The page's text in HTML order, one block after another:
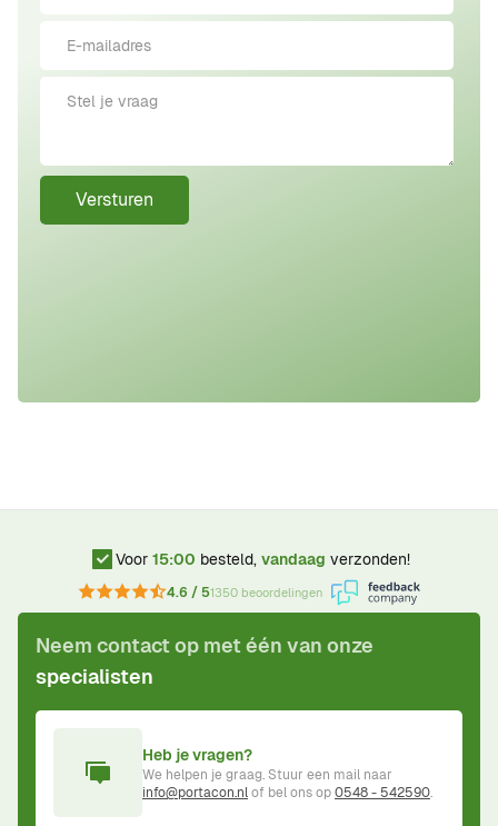
Versturen
Voor 15:00 besteld, vandaag verzonden!
4.6 / 51350 beoordelingen
Neem contact op met één van onze
specialisten
Heb je vragen?
We helpen je graag. Stuur een mail naar
info@portacon.nlof bel ons op0548 - 542590.